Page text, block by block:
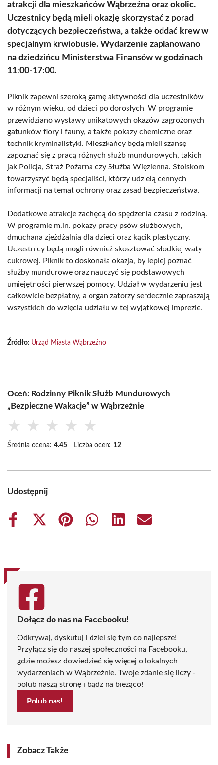
atrakcji dla mieszkańców Wąbrzeźna oraz okolic.
Uczestnicy będą mieli okazję skorzystać z porad
dotyczących bezpieczeństwa, a także oddać krew w
specjalnym krwiobusie. Wydarzenie zaplanowano
na dziedzińcu Ministerstwa Finansów w godzinach
11:00-17:00.
Piknik zapewni szeroką gamę aktywności dla uczestników
w różnym wieku, od dzieci po dorosłych. W programie
przewidziano wystawy unikatowych okazów zagrożonych
gatunków flory i fauny, a także pokazy chemiczne oraz
technik kryminalistyki. Mieszkańcy będą mieli szansę
zapoznać się z pracą różnych służb mundurowych, takich
jak Policja, Straż Pożarna czy Służba Więzienna. Stoiskom
towarzyszyć będą specjaliści, którzy udzielą cennych
informacji na temat ochrony oraz zasad bezpieczeństwa.
Dodatkowe atrakcje zachęcą do spędzenia czasu z rodziną.
W programie m.in. pokazy pracy psów służbowych,
dmuchana zjeżdżalnia dla dzieci oraz kącik plastyczny.
Uczestnicy będą mogli również skosztować słodkiej waty
cukrowej. Piknik to doskonała okazja, by lepiej poznać
służby mundurowe oraz nauczyć się podstawowych
umiejętności pierwszej pomocy. Udział w wydarzeniu jest
całkowicie bezpłatny, a organizatorzy serdecznie zapraszają
wszystkich do wzięcia udziału w tej wyjątkowej imprezie.
Źródło: Urząd Miasta Wąbrzeźno
Oceń: Rodzinny Piknik Służb Mundurowych
„Bezpieczne Wakacje” w Wąbrzeźnie
★ ★ ★ ★ ★
Średnia ocena: 4.45 Liczba ocen: 12
Udostępnij
Share
Share
(Twitter)
Share
Share
Share
Share
Dołącz do nas na Facebooku!
Odkrywaj, dyskutuj i dziel się tym co najlepsze!
Przyłącz się do naszej społeczności na Facebooku,
gdzie możesz dowiedzieć się więcej o lokalnych
wydarzeniach w Wąbrzeźnie. Twoje zdanie się liczy -
polub naszą stronę i bądź na bieżąco!
Polub nas!
Zobacz Także